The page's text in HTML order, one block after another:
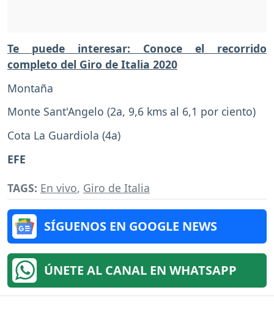
Te puede interesar: Conoce el recorrido
completo del Giro de Italia 2020
Montaña
Monte Sant'Angelo (2a, 9,6 kms al 6,1 por ciento)
Cota La Guardiola (4a)
EFE
TAGS: En vivo, Giro de Italia
SÍGUENOS EN GOOGLE NEWS
ÚNETE AL CANAL EN WHATSAPP